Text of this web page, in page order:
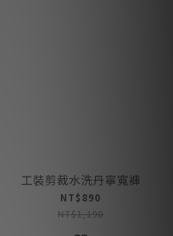
工裝剪裁水洗丹寧寬褲
NT$890
NT$1,190